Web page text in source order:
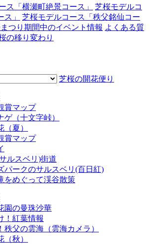
ス「横瀬町絶景コース」
芝桜モデルコ
」
芝桜モデルコース「秩父銘仙コー
つり期間中のイベント情報 よくある質
の移り変わり
芝桜の開花便り
賞マップ
ゲ（十文字峠）
（夏）
賞マップ
ルスベリ)街道
パークのサルスベリ(百日紅)
をめぐって渓谷散策
園の曼珠沙華
！紅葉情報
秩父の雲海（雲海カメラ）
（秋）